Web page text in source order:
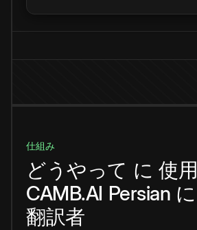
仕組み
どうやって に 使用
CAMB.AI Persian に
翻訳者